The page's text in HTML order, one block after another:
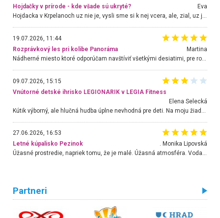
Hojdačky v prírode - kde všade sú ukryté?
Eva
Hojdacka v Krpelanoch uz nie je, vysli sme si k nej vcera, ale, zial, uz je znicena. Ak sem planujete cestu len kvoli hojdacke, mozete si ju usetrit. Krasny vyhlad je tu vsak aj bez hojdacky :-)
19.07.2026, 11:44
Rozprávkový les pri kolibe Panoráma
Martina
Nádherné miesto ktoré odporúčam navštíviť všetkými desiatimi, pre rodiny s deťmi, dôchodcom... Proste a jednoducho ozaj rozprávkový les.. určite ešte prídeme. Odniesli sme si na pamiatku krásne tričká,
09.07.2026, 15:15
Vnútorné detské ihrisko LEGIONARIK v LEGIA Fitness
Elena Selecká
27.06.2026, 16:53
Letné kúpalisko Pezinok
. Monika Lipovská
Úžasné prostredie, napriek tomu, že je malé. Úžasná atmosféra. Voda fantastická a nádherná. Ľudí je pomerne veľa, ale su mili a ohľaduplní. Je veľmi zaujímavé sledovať, ako dokážu spolu športovať cudzí ľudia a bez ohľadu na vek. Vládne tu pohoda. Vnuka neviem dostať z vody. Ďakujem za krásny deň . Urcite sa sem vrátim. Jediný problém je s parkovaním, ale aj ten sa mi podarilo vyriešiť. Monika Bratislava
Partneri